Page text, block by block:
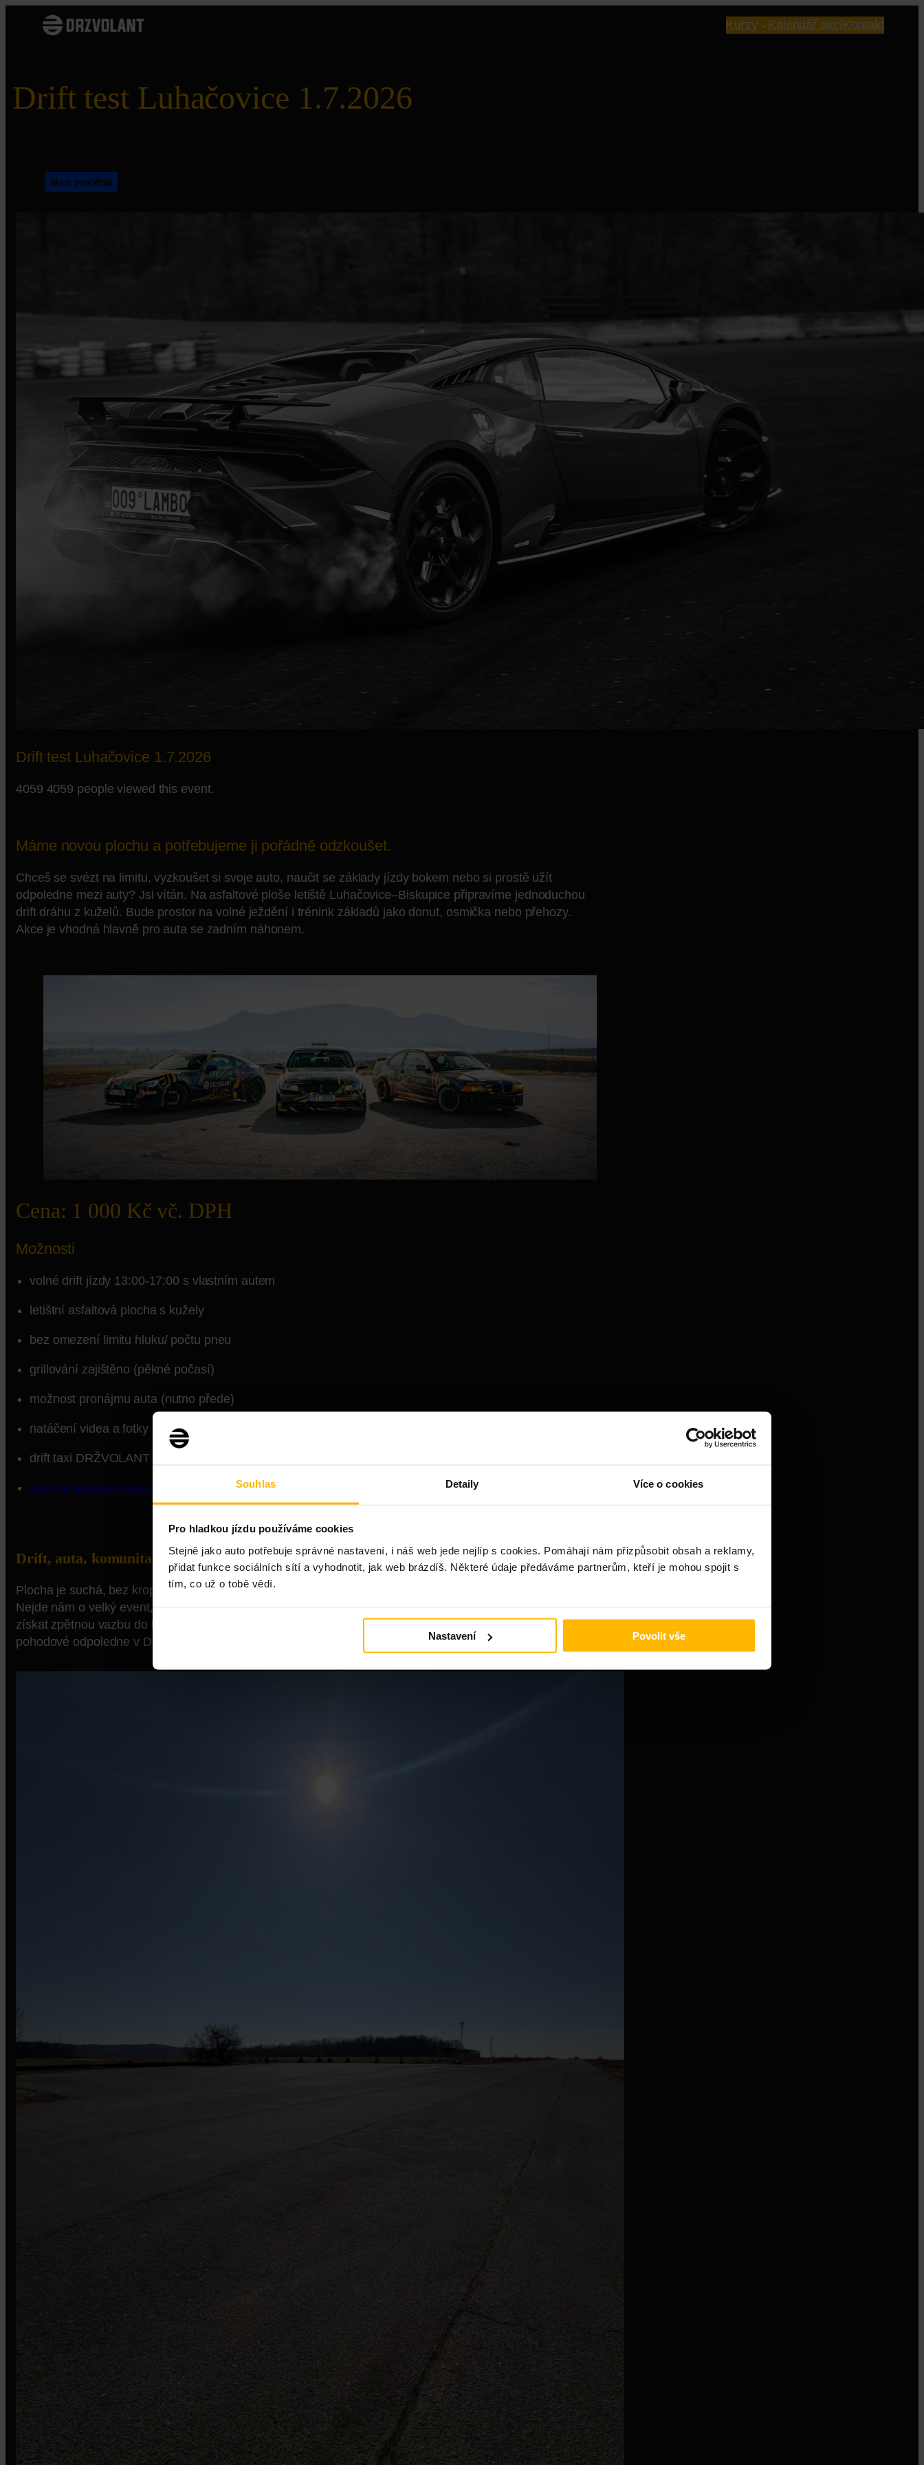
Souhlas Detaily Více o cookies
Pro hladkou jízdu používáme cookies
Stejně jako auto potřebuje správné nastavení, i náš web jede nejlíp s cookies. Pomáhají nám přizpůsobit obsah a reklamy,
přidat funkce sociálních sítí a vyhodnotit, jak web brázdíš. Některé údaje předáváme partnerům, kteří je mohou spojit s
tím, co už o tobě vědí.
Nastavení Povolit vše
Přeskočit
Kurzy Kalendář akcíKontakt
Drift test Luhačovice 1.7.2026
akce proběhla
Drift test Luhačovice 1.7.2026
4059 4059 people viewed this event.
Máme novou plochu a potřebujeme ji pořádně odzkoušet.
Chceš se svézt na limitu, vyzkoušet si svoje auto, naučit se základy jízdy bokem nebo si prostě užít
odpoledne mezi auty? Jsi vítán. Na asfaltové ploše letiště Luhačovice–Biskupice připravíme jednoduchou
drift dráhu z kuželů. Bude prostor na volné ježdění i trénink základů jako donut, osmička nebo přehozy.
Akce je vhodná hlavně pro auta se zadním náhonem.
Cena: 1 000 Kč vč. DPH
Možnosti
volné drift jízdy 13:00-17:00 s vlastním autem
letištní asfaltová plocha s kužely
bez omezení limitu hluku/ počtu pneu
grillování zajištěno (pěkné počasí)
možnost pronájmu auta (nutno přede)
natáčení videa a fotky
drift taxi DRŽVOLANT ( 500 Kč)
poloha letiště Luhačovice
Drift, auta, komunita
Plocha je suchá, bez kropení, takže doporučujeme vzít si náhradní sadu pneumatik, ať si to můžeš užít naplno.
Nejde nám o velký event, ale o testovačku nového místa. Chceme zjistit, jak plocha funguje, jaký má potenciál a
získat zpětnou vazbu do budoucna. Když bude hezky, hodíme na gril sýry i maso, pokecáme a užijeme si
pohodové odpoledne v DRŽVOLANT stylu.